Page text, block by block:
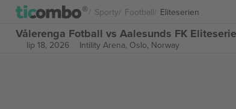
Sporty Football Eliteserien
Vålerenga Fotball vs Aalesunds FK
lip 18, 2026 Intility Arena, Oslo, Norway